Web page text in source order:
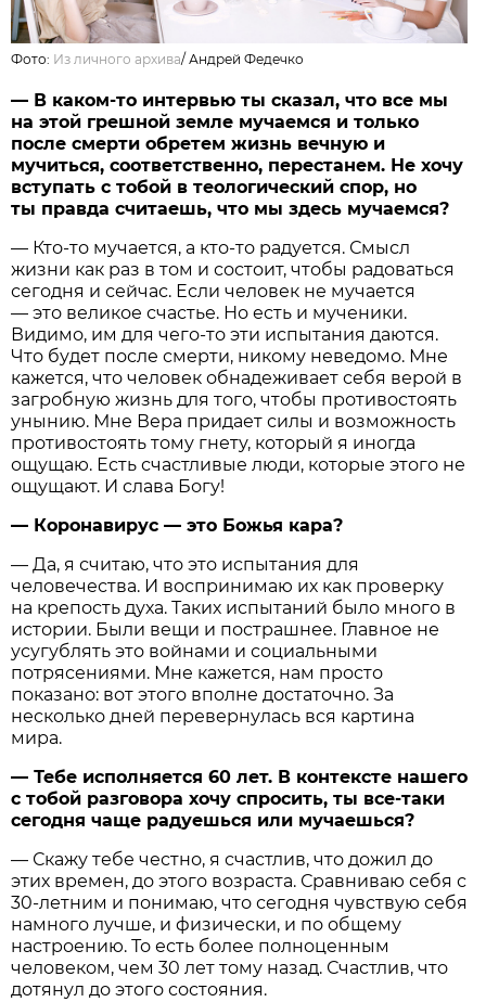
Фото: Из личного архива/Андрей Федечко
— В каком-то интервью ты сказал, что все мы
на этой грешной земле мучаемся и только
после смерти обретем жизнь вечную и
мучиться, соответственно, перестанем. Не хочу
вступать с тобой в теологический спор, но
ты правда считаешь, что мы здесь мучаемся?
— Кто-то мучается, а кто-то радуется. Смысл
жизни как раз в том и состоит, чтобы радоваться
сегодня и сейчас. Если человек не мучается
— это великое счастье. Но есть и мученики.
Видимо, им для чего-то эти испытания даются.
Что будет после смерти, никому неведомо. Мне
кажется, что человек обнадеживает себя верой в
загробную жизнь для того, чтобы противостоять
унынию. Мне Вера придает силы и возможность
противостоять тому гнету, который я иногда
ощущаю. Есть счастливые люди, которые этого не
ощущают. И слава Богу!
— Коронавирус — это Божья кара?
— Да, я считаю, что это испытания для
человечества. И воспринимаю их как проверку
на крепость духа. Таких испытаний было много в
истории. Были вещи и пострашнее. Главное не
усугублять это войнами и социальными
потрясениями. Мне кажется, нам просто
показано: вот этого вполне достаточно. За
несколько дней перевернулась вся картина
мира.
— Тебе исполняется 60 лет. В контексте нашего
с тобой разговора хочу спросить, ты все-таки
сегодня чаще радуешься или мучаешься?
— Скажу тебе честно, я счастлив, что дожил до
этих времен, до этого возраста. Сравниваю себя с
30-летним и понимаю, что сегодня чувствую себя
намного лучше, и физически, и по общему
настроению. То есть более полноценным
человеком, чем 30 лет тому назад. Счастлив, что
дотянул до этого состояния.